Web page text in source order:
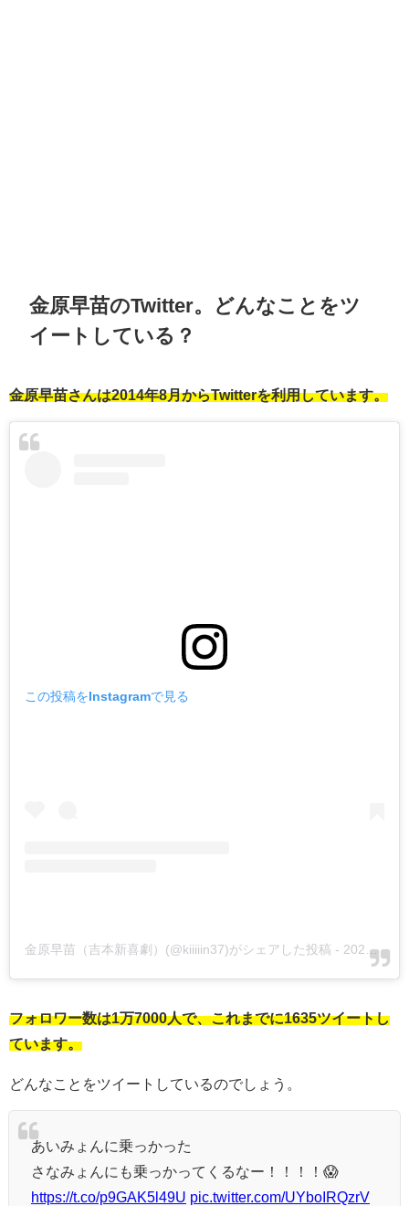
金原早苗のTwitter。どんなことをツ
イートしている？
金原早苗さんは2014年8月からTwitterを利用しています。
この投稿をInstagramで見る
金原早苗（吉本新喜劇）(@kiiiiin37)がシェアした投稿 - 2020年 5月月11日午前1時32分PDT
フォロワー数は1万7000人で、これまでに1635ツイートし
ています。
どんなことをツイートしているのでしょう。
あいみょんに乗っかった
さなみょんにも乗っかってくるなー！！！！😱
https://t.co/p9GAK5l49U pic.twitter.com/UYboIRQzrV